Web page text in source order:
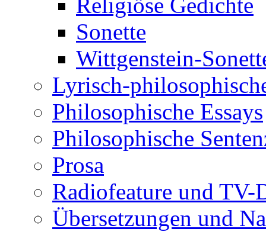
Religiöse Gedichte
Sonette
Wittgenstein-
Lyrisch-
Philosophische Essays
Philosophische
Prosa
Radiofeature und TV-
Übersetzungen und